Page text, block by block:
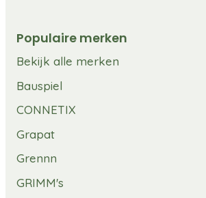
Populaire merken
Bekijk alle merken
Bauspiel
CONNETIX
Grapat
Grennn
GRIMM's